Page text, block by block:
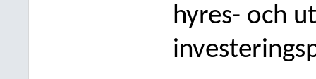
hyres- och